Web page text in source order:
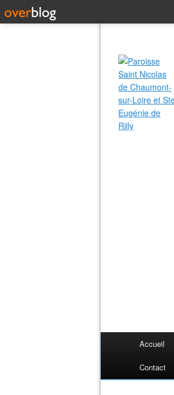
Accueil
Contact